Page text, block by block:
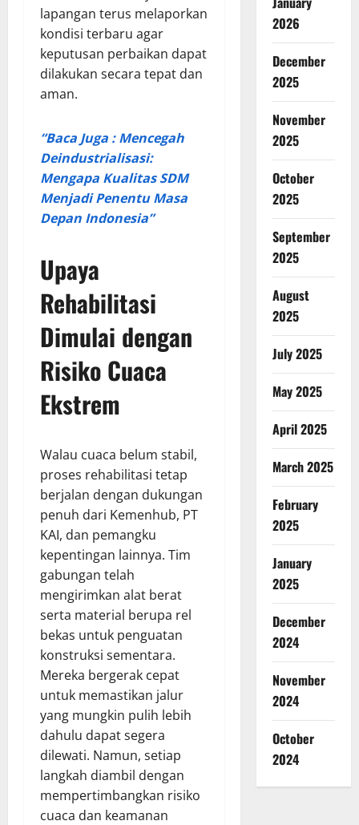
lapangan terus melaporkan
kondisi terbaru agar
keputusan perbaikan dapat
dilakukan secara tepat dan
aman.
“Baca Juga : Mencegah
Deindustrialisasi:
Mengapa Kualitas SDM
Menjadi Penentu Masa
Depan Indonesia”
Upaya
Rehabilitasi
Dimulai dengan
Risiko Cuaca
Ekstrem
Walau cuaca belum stabil,
proses rehabilitasi tetap
berjalan dengan dukungan
penuh dari Kemenhub, PT
KAI, dan pemangku
kepentingan lainnya. Tim
gabungan telah
mengirimkan alat berat
serta material berupa rel
bekas untuk penguatan
konstruksi sementara.
Mereka bergerak cepat
untuk memastikan jalur
yang mungkin pulih lebih
dahulu dapat segera
dilewati. Namun, setiap
langkah diambil dengan
mempertimbangkan risiko
cuaca dan keamanan
2026
December
2025
November
2025
October
2025
September
2025
August
2025
July 2025
May 2025
April 2025
March 2025
February
2025
January
2025
December
2024
November
2024
October
2024